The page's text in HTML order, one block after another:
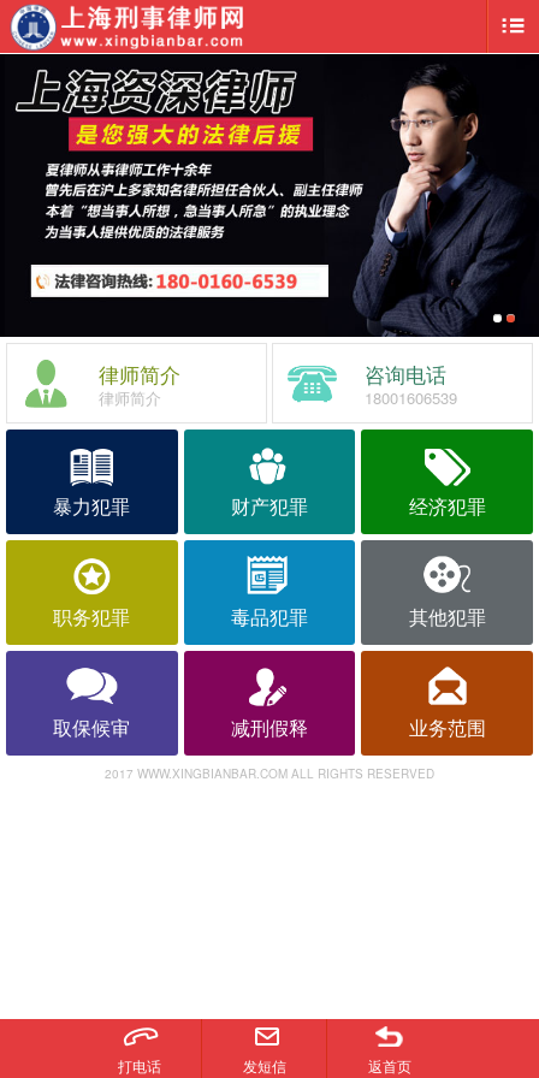
律师简介
律师简介
咨询电话
18001606539
暴力犯罪 财产犯罪 经济犯罪
职务犯罪 毒品犯罪 其他犯罪
取保候审 减刑假释 业务范围
2017 WWW.XINGBIANBAR.COM ALL RIGHTS RESERVED
打电话 发短信 返首页